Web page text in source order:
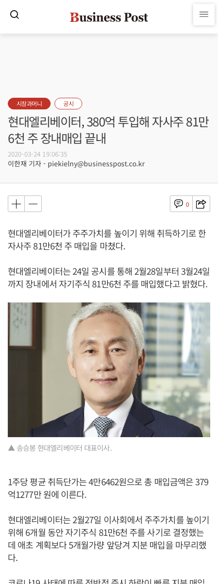
시장과머니 공시
현대엘리베이터, 380억 투입해 자사주 81만
6천 주 장내매입 끝내
2020-03-24 19:06:35
이한재 기자 - piekielny@businesspost.co.kr
0
현대엘리베이터가 주주가치를 높이기 위해 취득하기로 한
자사주 81만6천 주 매입을 마쳤다.
현대엘리베이터는 24일 공시를 통해 2월28일부터 3월24일
까지 장내에서 자기주식 81만6천 주를 매입했다고 밝혔다.
▲ 송승봉 현대엘리베이터 대표이사.
1주당 평균 취득단가는 4만6462원으로 총 매입금액은 379
억1277만 원에 이른다.
현대엘리베이터는 2월27일 이사회에서 주주가치를 높이기
위해 6개월 동안 자기주식 81만6천 주를 사기로 결정했는
데 애초 계획보다 5개월가량 앞당겨 지분 매입을 마무리했
다.